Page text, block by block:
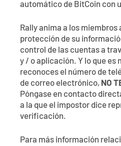
Calculadoras
Préstamos
Empresas
automático de BitCoin con
Rally anima a los miembros
protección de su
control de las cuentas a
y / o aplicación. Y lo que es
reconoces el número de
de correo electrónico, NO
Póngase en contacto
a la que el impostor dice
verificación.
Para más información